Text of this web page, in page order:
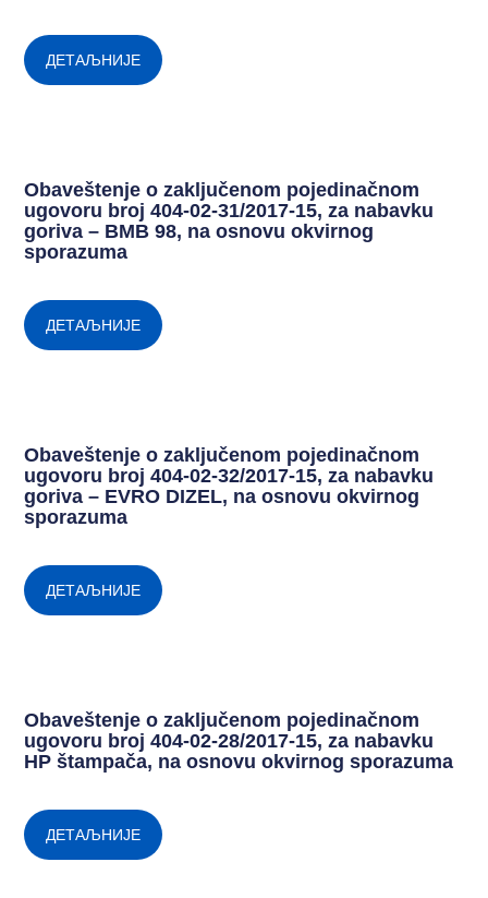
ДЕТАЉНИЈЕ
Obaveštenje o zaključenom pojedinačnom
ugovoru broj 404-02-31/2017-15, za nabavku
goriva – BMB 98, na osnovu okvirnog
sporazuma
ДЕТАЉНИЈЕ
Obaveštenje o zaključenom pojedinačnom
ugovoru broj 404-02-32/2017-15, za nabavku
goriva – EVRO DIZEL, na osnovu okvirnog
sporazuma
ДЕТАЉНИЈЕ
Obaveštenje o zaključenom pojedinačnom
ugovoru broj 404-02-28/2017-15, za nabavku
HP štampača, na osnovu okvirnog sporazuma
ДЕТАЉНИЈЕ